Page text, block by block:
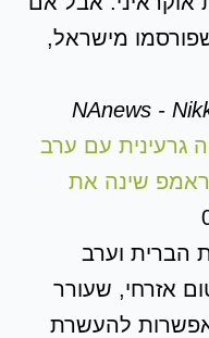
מישראל,
NAnews -
גרעינית עם ערב
שינה את
הברית וערב
אזרחי, שעורר
להעשרת